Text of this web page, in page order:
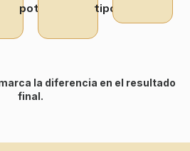
potencial
tipología
la diferencia en el resultado
final.